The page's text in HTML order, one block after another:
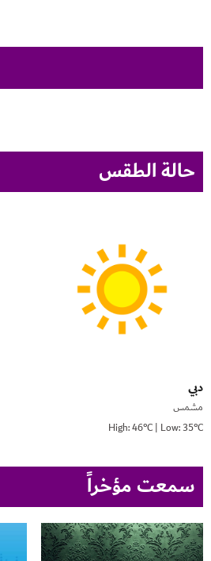
حالة الطقس
دبي
مشمس
High: 46°C | Low: 35°C
سمعت مؤخراً